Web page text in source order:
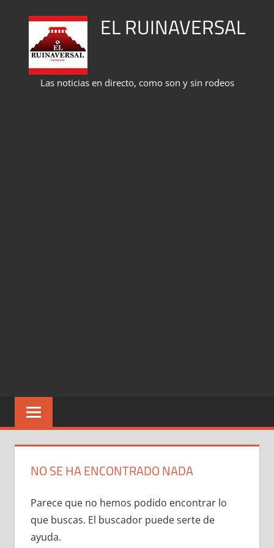
contenido
EL RUINAVERSAL
Las noticias en directo, como son y sin rodeos
NO SE HA ENCONTRADO NADA
Parece que no hemos podido encontrar lo
que buscas. El buscador puede serte de
ayuda.